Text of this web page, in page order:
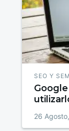
SEO Y SEM
26